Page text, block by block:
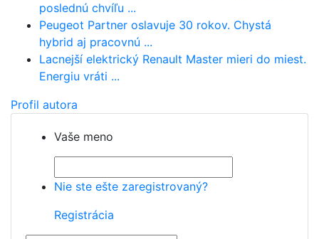
poslednú chvíľu ...
Peugeot Partner oslavuje 30 rokov. Chystá
hybrid aj pracovnú ...
Lacnejší elektrický Renault Master mieri do miest.
Energiu vráti ...
Profil autora
Vaše meno
Nie ste ešte zaregistrovaný?
Registrácia